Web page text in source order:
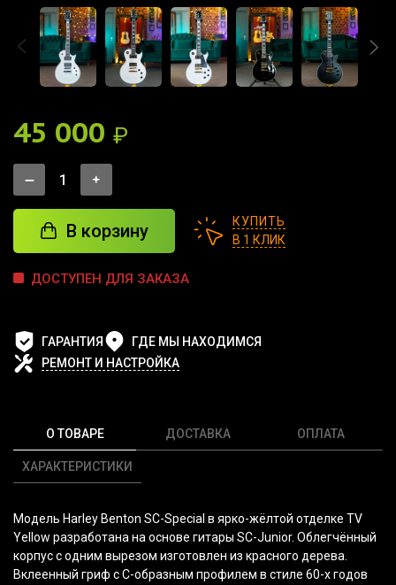
45 000 ₽
В корзину
КУПИТЬ
В 1 КЛИК
ДОСТУПЕН ДЛЯ ЗАКАЗА
ГАРАНТИЯ
ГДЕ МЫ НАХОДИМСЯ
РЕМОНТ И НАСТРОЙКА
О ТОВАРЕ
ХАРАКТЕРИСТИКИ
ДОСТАВКА ОПЛАТА
Модель Harley Benton SC-Special в ярко-жёлтой отделке TV
Yellow разработана на основе гитары SC-Junior. Облегчённый
корпус с одним вырезом изготовлен из красного дерева.
Вклеенный гриф с С-образным профилем в стиле 60-х годов